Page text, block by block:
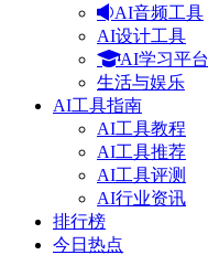
AI音频工具
AI设计工具
AI学习平台
生活与娱乐
AI工具指南
AI工具教程
AI工具推荐
AI工具评测
AI行业资讯
排行榜
今日热点